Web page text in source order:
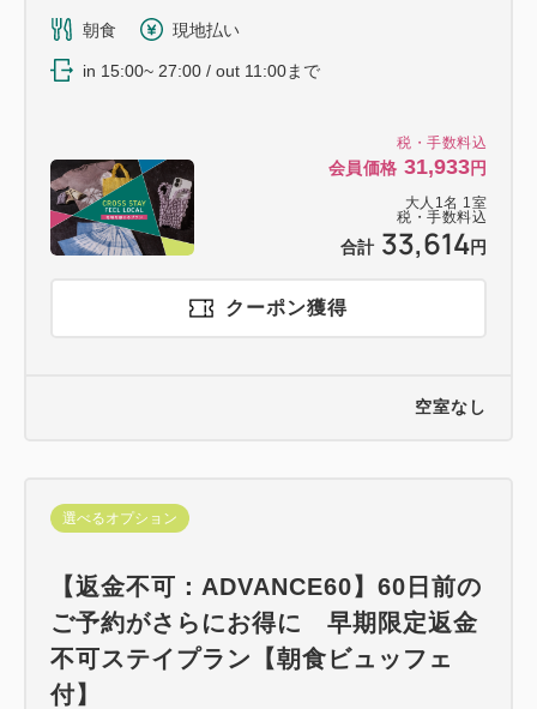
税・手数料込
会員価格 31,933円
大人 1名 1室
税・手数料込
合計 33,614円
朝食 現地払い
in 15:00~ 27:00 / out 11:00まで
クーポン獲得
空室なし
選べるオプション
【返金不可：ADVANCE60】60日前の
ご予約がさらにお得に 早期限定返金
不可ステイプラン【朝食ビュッフェ
付】